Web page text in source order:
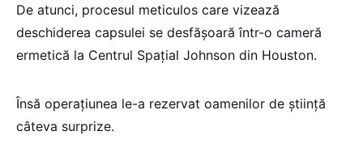
De atunci, procesul meticulos care vizează
deschiderea capsulei se desfăşoară într-o cameră
ermetică la Centrul Spaţial Johnson din Houston.
Însă operaţiunea le-a rezervat oamenilor de ştiinţă
câteva surprize.